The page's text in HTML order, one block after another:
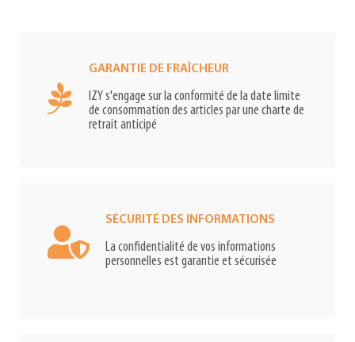
GARANTIE DE FRAÎCHEUR
IZY s'engage sur la conformité de la date limite
de consommation des articles par une charte de
retrait anticipé
SÉCURITÉ DES INFORMATIONS
La confidentialité de vos informations
personnelles est garantie et sécurisée